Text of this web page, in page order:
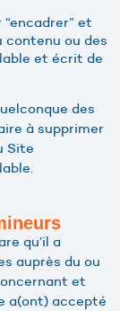
et
contenu ou des
et écrit de
des
à supprimer
Site
qu’il a
auprès du ou
et
a(ont) accepté